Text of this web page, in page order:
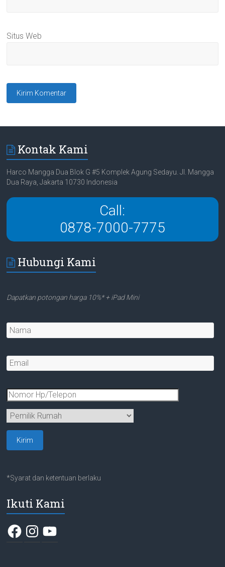
Situs Web
Kontak Kami
Harco Mangga Dua Blok G #5 Komplek Agung Sedayu. Jl. Mangga
Dua Raya, Jakarta 10730 Indonesia
Call:
0878-7000-7775
Hubungi Kami
Dapatkan potongan harga 10%* + iPad Mini
*Syarat dan ketentuan berlaku
Ikuti Kami
FacebookInstagram
YouTube